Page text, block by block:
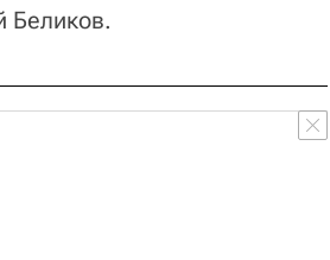
Беликов.